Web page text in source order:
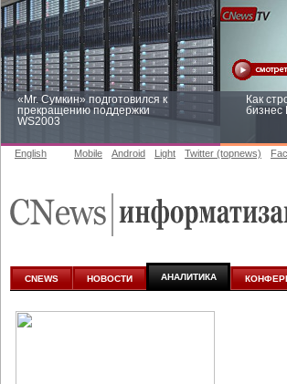
«Mr. Сумкин» подготовился к
прекращению поддержки
WS2003
Как
бизнес
аналитике
English Mobile Android Light Twitter (topnews)
CNEWS НОВОСТИ АНАЛИТИКА